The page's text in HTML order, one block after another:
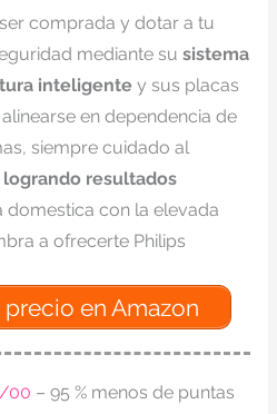
comprada y dotar a tu
mediante su sistema
inteligentey sus placas
en dependencia de
siempre cuidado al
logrando resultados
con la elevada
a ofrecerte Philips
en Amazon
00 – 95 % menos de puntas